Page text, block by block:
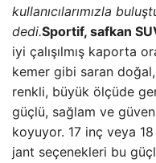
kullanıcılarımızla
dedi.Sportif, safkan
iyi çalışılmış kaporta
kemer gibi saran
renkli, büyük ölçüde
güçlü, sağlam ve
koyuyor. 17 inç veya
jant seçenekleri bu